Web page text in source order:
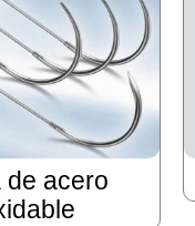
de acero